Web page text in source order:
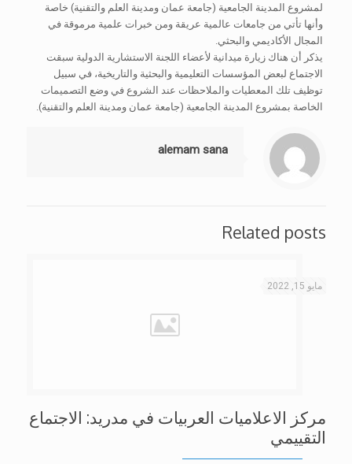
لمشروع المدينة الجامعية (جامعة عمان ومدينة العلم والتقنية) خاصة
وأنها تأتي من جامعات عالمية عريقة ومن خبرات علمية مرموقة في
المجال الأكاديمي والبحثي.
يذكر أن هناك زيارة ميدانية لأعضاء اللجنة الاستشارية الدولية سبقت
الاجتماع لبعض المؤسسات التعليمية والبحثية والتاريخية، في سبيل
توظيف تلك المعطيات والملاحظات عند الشروع في وضع التصميمات
الخاصة بمشروع المدينة الجامعية (جامعة عمان ومدينة العلم والتقنية).
alemam sana
Related posts
مايو 15, 2022
مركز الاعلاميات العربيات في مدريد: الاجتماع
التقييمي